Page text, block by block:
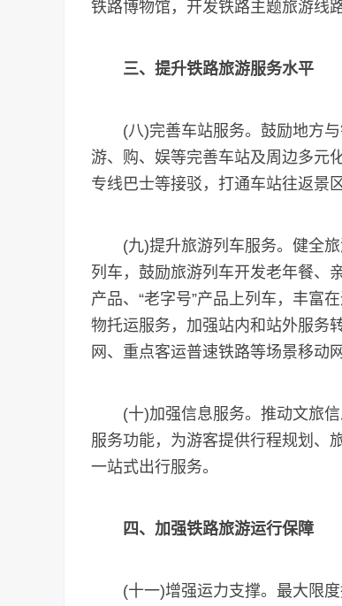
铁路博物馆，开发铁路主题旅游线
三、提升铁路旅游服务水平
(八)完善车站服务。鼓励地方与
游、购、娱等完善车站及周边多元
专线巴士等接驳，打通车站往返景区
(九)提升旅游列车服务。健全旅
列车，鼓励旅游列车开发老年餐、
产品、“老字号”产品上列车，丰富
物托运服务，加强站内和站外服务
网、重点客运普速铁路等场景移动
(十)加强信息服务。推动文旅信
服务功能，为游客提供行程规划、
一站式出行服务。
四、加强铁路旅游运行保障
(十一)增强运力支撑。最大限度